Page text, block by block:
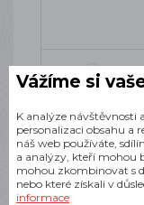
Vážíme si
K analýze návštěvnosti
personalizaci obsahu a
náš web používáte,
a analýzy, kteří mohou
mohou zkombinovat s
nebo které získali v
informace